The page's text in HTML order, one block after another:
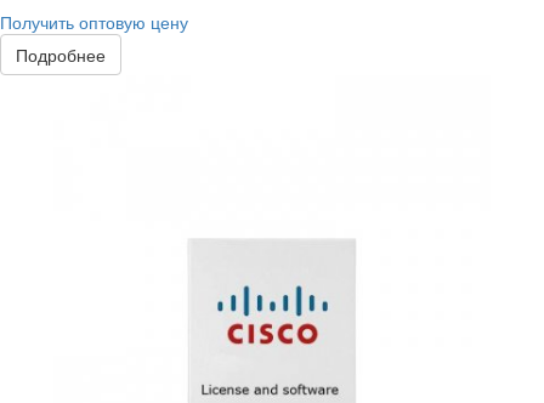
Получить оптовую цену
Подробнее